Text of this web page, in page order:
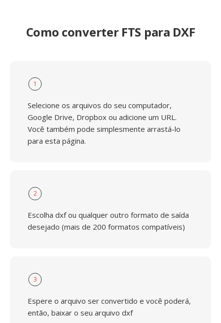
Como converter FTS para DXF
1
Selecione os arquivos do seu computador,
Google Drive, Dropbox ou adicione um URL.
Você também pode simplesmente arrastá-lo
para esta página.
2
Escolha dxf ou qualquer outro formato de saída
desejado (mais de 200 formatos compatíveis)
3
Espere o arquivo ser convertido e você poderá,
então, baixar o seu arquivo dxf